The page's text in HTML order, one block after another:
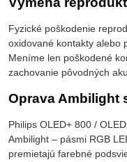
Fyzické poškodenie
oxidované kontakty alebo
Meníme len poškodené
zachovanie pôvodných
Oprava Ambilight
Philips OLED+ 800 /
Ambilight – pásmi RGB
premietajú farebné